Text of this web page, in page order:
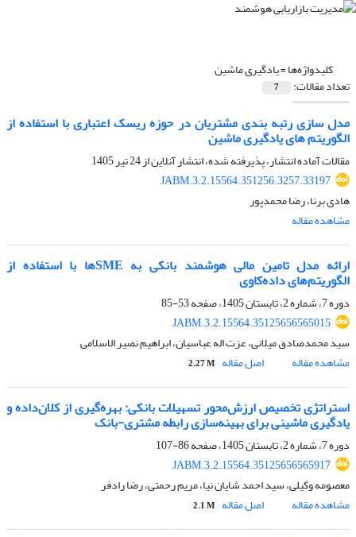
کلیدواژه‌ها =یادگیری ماشین
تعداد مقالات: 7
مدل سازی رتبه بندی مشتریان در حوزه ریسک اعتباری با استفاده از
الگوریتم های یادگیری ماشین
مقالات آماده انتشار، پذیرفته شده، انتشار آنلاین از24 تیر 1405
JABM.3.2.15564.351256.3257.33197
هادی برنا، رضا محمدپور
مشاهده مقاله
ارائه مدل تامین مالی هوشمند بانکی به SMEها با استفاده از
الگوریتم‌های داده‌کاوی
دوره 7، شماره 2، تابستان 1405، صفحه
53-85
JABM.3.2.15564.35125656565015
سید محمدصادق میلانی، عزت اله عباسیان، ابراهیم نصیر الاسلامی
مشاهده مقاله
اصل مقاله 2.27 M
استراتژی تخصیص ارزش‌محور تسهیلات بانکی: بهره‌گیری از کلان‌داده و
یادگیری ماشینی برای بهینه‌سازی رابطه مشتری-بانک
دوره 7، شماره 2، تابستان 1405، صفحه
86-107
JABM.3.2.15564.35125656565917
معصومه وکیلی، سید احمد شایان نیا، مریم رحمتی، رضا رادفر
مشاهده مقاله
اصل مقاله 2.1 M